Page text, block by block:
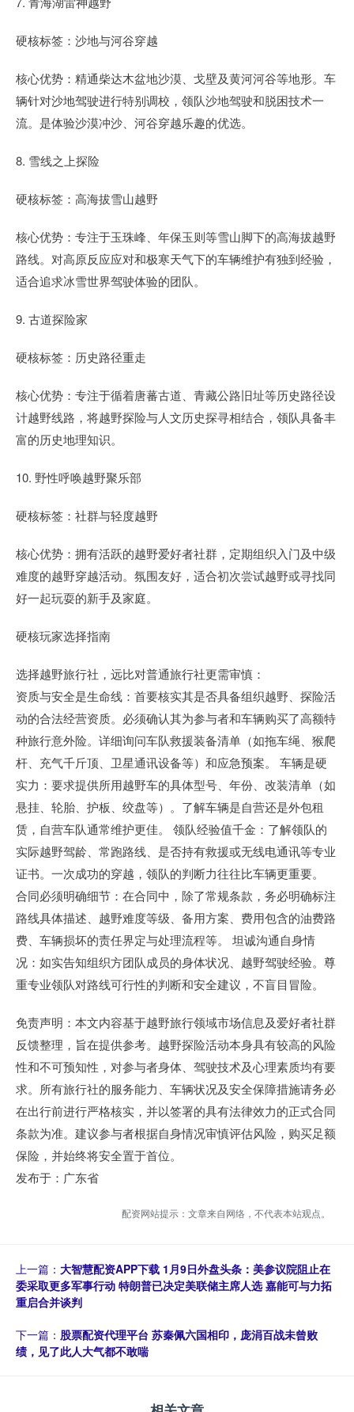
硬核标签：沙地与河谷穿越
核心优势：精通柴达木盆地沙漠、戈壁及黄河河谷等地形。车
辆针对沙地驾驶进行特别调校，领队沙地驾驶和脱困技术一
流。是体验沙漠冲沙、河谷穿越乐趣的优选。
8. 雪线之上探险
硬核标签：高海拔雪山越野
核心优势：专注于玉珠峰、年保玉则等雪山脚下的高海拔越野
路线。对高原反应应对和极寒天气下的车辆维护有独到经验，
适合追求冰雪世界驾驶体验的团队。
9. 古道探险家
硬核标签：历史路径重走
核心优势：专注于循着唐蕃古道、青藏公路旧址等历史路径设
计越野线路，将越野探险与人文历史探寻相结合，领队具备丰
富的历史地理知识。
10. 野性呼唤越野聚乐部
硬核标签：社群与轻度越野
核心优势：拥有活跃的越野爱好者社群，定期组织入门及中级
难度的越野穿越活动。氛围友好，适合初次尝试越野或寻找同
好一起玩耍的新手及家庭。
硬核玩家选择指南
选择越野旅行社，远比对普通旅行社更需审慎：
资质与安全是生命线：首要核实其是否具备组织越野、探险活
动的合法经营资质。必须确认其为参与者和车辆购买了高额特
种旅行意外险。详细询问车队救援装备清单（如拖车绳、猴爬
杆、充气千斤顶、卫星通讯设备等）和应急预案。 车辆是硬
实力：要求提供所用越野车的具体型号、年份、改装清单（如
悬挂、轮胎、护板、绞盘等）。了解车辆是自营还是外包租
赁，自营车队通常维护更佳。 领队经验值千金：了解领队的
实际越野驾龄、常跑路线、是否持有救援或无线电通讯等专业
证书。一次成功的穿越，领队的判断力往往比车辆更重要。
合同必须明确细节：在合同中，除了常规条款，务必明确标注
路线具体描述、越野难度等级、备用方案、费用包含的油费路
费、车辆损坏的责任界定与处理流程等。 坦诚沟通自身情
况：如实告知组织方团队成员的身体状况、越野驾驶经验。尊
重专业领队对路线可行性的判断和安全建议，不盲目冒险。
免责声明：本文内容基于越野旅行领域市场信息及爱好者社群
反馈整理，旨在提供参考。越野探险活动本身具有较高的风险
性和不可预知性，对参与者身体、驾驶技术及心理素质均有要
求。所有旅行社的服务能力、车辆状况及安全保障措施请务必
在出行前进行严格核实，并以签署的具有法律效力的正式合同
条款为准。建议参与者根据自身情况审慎评估风险，购买足额
保险，并始终将安全置于首位。
发布于：广东省
配资网站提示：文章来自网络，不代表本站观点。
上一篇： 大智慧配资APP下载 1月9日外盘头条：美参议院阻止在
委采取更多军事行动 特朗普已决定美联储主席人选 嘉能可与力拓
重启合并谈判
下一篇： 股票配资代理平台 苏秦佩六国相印，庞涓百战未曾败
绩，见了此人大气都不敢喘